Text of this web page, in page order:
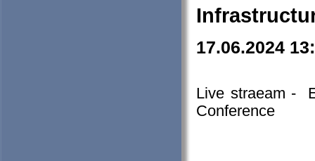
17.06.2024
Live straeam -
Conference